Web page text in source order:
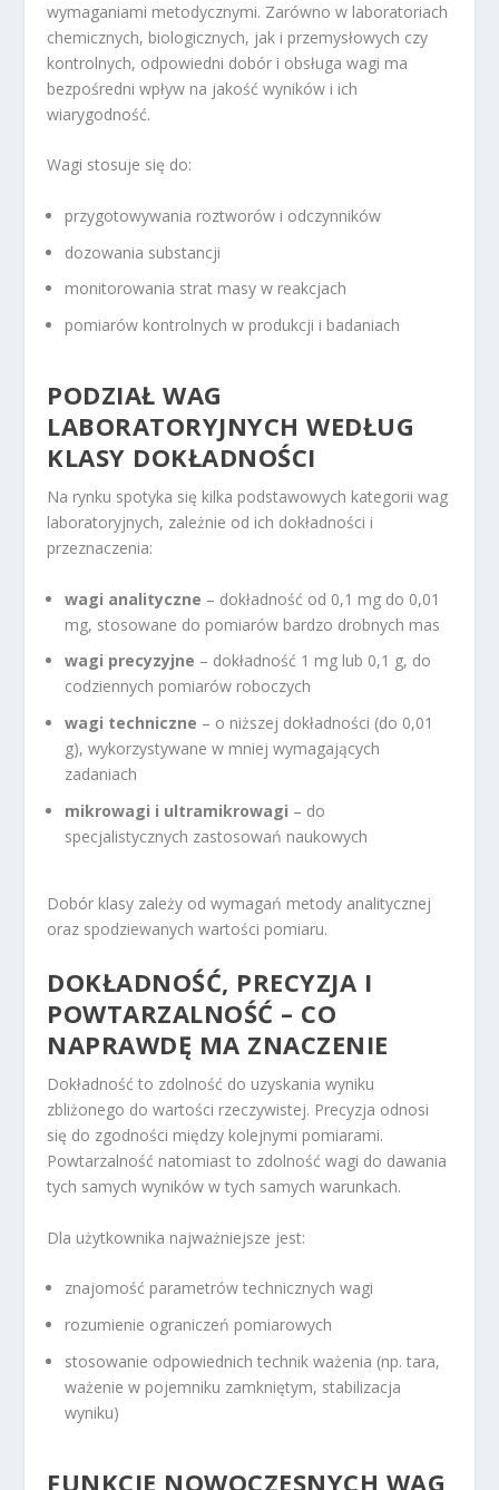
wymaganiami metodycznymi. Zarówno w laboratoriach
chemicznych, biologicznych, jak i przemysłowych czy
kontrolnych, odpowiedni dobór i obsługa wagi ma
bezpośredni wpływ na jakość wyników i ich
wiarygodność.
Wagi stosuje się do:
przygotowywania roztworów i odczynników
dozowania substancji
monitorowania strat masy w reakcjach
pomiarów kontrolnych w produkcji i badaniach
PODZIAŁ WAG
LABORATORYJNYCH WEDŁUG
KLASY DOKŁADNOŚCI
Na rynku spotyka się kilka podstawowych kategorii wag
laboratoryjnych, zależnie od ich dokładności i
przeznaczenia:
wagi analityczne – dokładność od 0,1 mg do 0,01
mg, stosowane do pomiarów bardzo drobnych mas
wagi precyzyjne – dokładność 1 mg lub 0,1 g, do
codziennych pomiarów roboczych
wagi techniczne – o niższej dokładności (do 0,01
g), wykorzystywane w mniej wymagających
zadaniach
mikrowagi i ultramikrowagi – do
specjalistycznych zastosowań naukowych
Dobór klasy zależy od wymagań metody analitycznej
oraz spodziewanych wartości pomiaru.
DOKŁADNOŚĆ, PRECYZJA I
POWTARZALNOŚĆ – CO
NAPRAWDĘ MA ZNACZENIE
Dokładność to zdolność do uzyskania wyniku
zbliżonego do wartości rzeczywistej. Precyzja odnosi
się do zgodności między kolejnymi pomiarami.
Powtarzalność natomiast to zdolność wagi do dawania
tych samych wyników w tych samych warunkach.
Dla użytkownika najważniejsze jest:
znajomość parametrów technicznych wagi
rozumienie ograniczeń pomiarowych
stosowanie odpowiednich technik ważenia (np. tara,
ważenie w pojemniku zamkniętym, stabilizacja
wyniku)
FUNKCJE NOWOCZESNYCH WAG